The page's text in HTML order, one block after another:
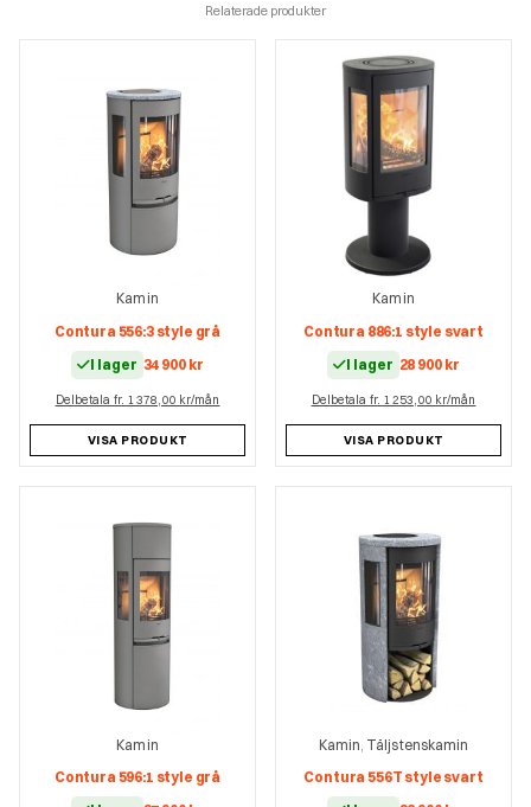
Relaterade produkter
Kamin
Contura 556:3 style grå
I lager 34 900 kr
Delbetala fr. 1 378,00 kr/mån
VISA PRODUKT
Kamin
Contura 886:1 style svart
I lager 28 900 kr
Delbetala fr. 1 253,00 kr/mån
VISA PRODUKT
Kamin
Contura 596:1 style grå
Kamin Täljstenskamin
Contura 556T style svart